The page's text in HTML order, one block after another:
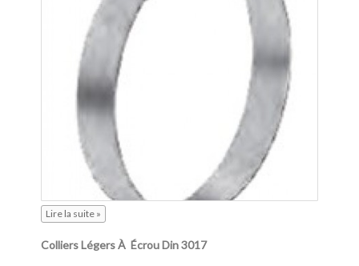
Lire la suite »
Colliers Légers À Écrou Din 3017